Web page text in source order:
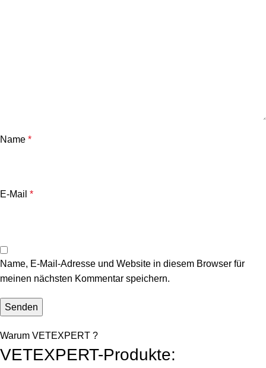
Name *
E-Mail *
Name, E-Mail-Adresse und Website in diesem Browser für
meinen nächsten Kommentar speichern.
Warum VETEXPERT ?
VETEXPERT-Produkte: